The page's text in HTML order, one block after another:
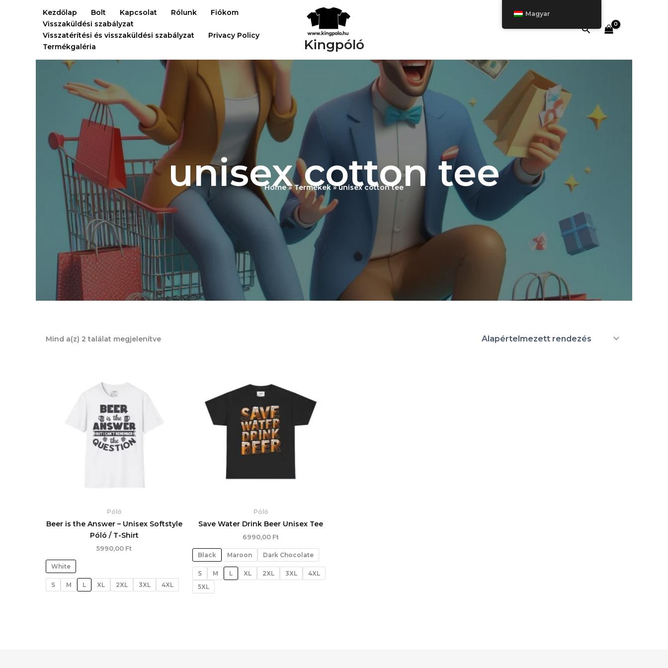
Kezdőlap Bolt Kapcsolat Rólunk
Fiókom
Visszaküldési szabályzat
Visszatérítési és visszaküldési szabályzat
Privacy Policy
Termékgaléria
Kingpóló
Keresés
unisex cotton tee
Home Termékek unisex cotton tee
Mind a(z) 2 találat megjelenítve
Póló
Beer is the Answer – Unisex Softstyle
Póló / T-Shirt
5990,00 Ft
White
S M L XL 2XL 3XL 4XL
Póló
Save Water Drink Beer Unisex Tee
6990,00 Ft
Black Maroon Dark Chocolate
S M L XL 2XL 3XL
4XL
5XL
Magyar